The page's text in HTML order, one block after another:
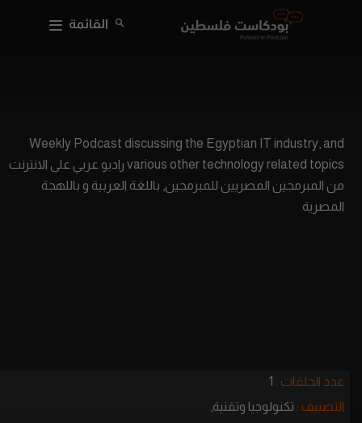
القائمة
Weekly Podcast discussing the Egyptian IT industry, and
various other technology related topics راديو عربي على الانترنت
من المبرمجين المصريين للمبرمجين, باللغة العربية و باللهجة
المصرية
عدد الحلقات : 1
التصنيف : تكنولوجيا وتقنية,